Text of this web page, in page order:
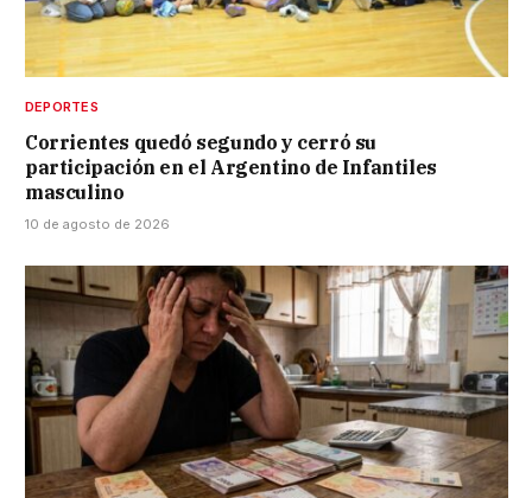
DEPORTES
Corrientes quedó segundo y cerró su
participación en el Argentino de Infantiles
masculino
10 de agosto de 2026